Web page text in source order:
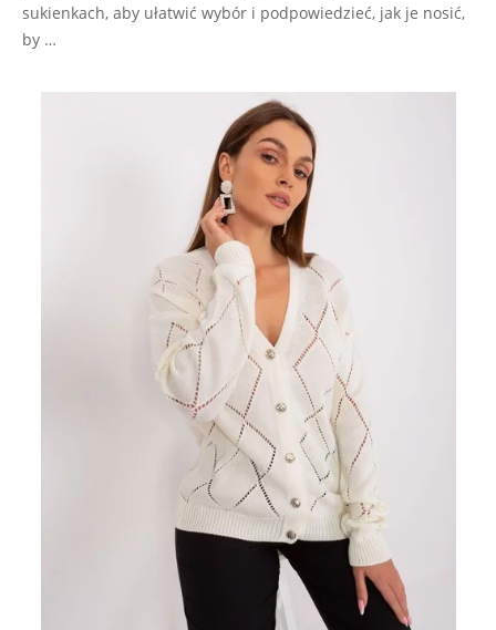
sukienkach, aby ułatwić wybór i podpowiedzieć, jak je nosić,
by …